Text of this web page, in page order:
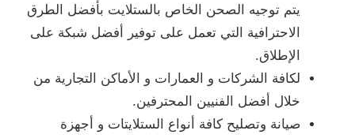
يتم توجيه الصحن الخاص بالستلايت بأفضل الطرق
الاحترافية التي تعمل على توفير أفضل شبكة على
الإطلاق.
لكافة الشركات و العمارات و الأماكن التجارية من
خلال أفضل الفنيين المحترفين.
صيانة وتصليح كافة أنواع الستلايتات و أجهزة